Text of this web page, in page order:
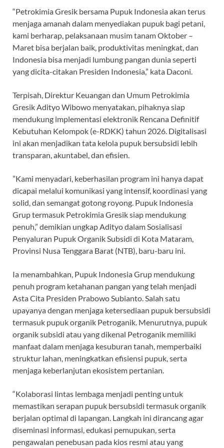
“Petrokimia Gresik bersama Pupuk Indonesia akan terus
menjaga amanah dalam menyediakan pupuk bagi petani,
kami berharap, pelaksanaan musim tanam Oktober –
Maret bisa berjalan baik, produktivitas meningkat, dan
Indonesia bisa menjadi lumbung pangan dunia seperti
yang dicita-citakan Presiden Indonesia,” kata Daconi.
Terpisah, Direktur Keuangan dan Umum Petrokimia
Gresik Adityo Wibowo menyatakan, pihaknya siap
mendukung implementasi elektronik Rencana Definitif
Kebutuhan Kelompok (e-RDKK) tahun 2026. Digitalisasi
ini akan menjadikan tata kelola pupuk bersubsidi lebih
transparan, akuntabel, dan efisien.
”Kami menyadari, keberhasilan program ini hanya dapat
dicapai melalui komunikasi yang intensif, koordinasi yang
solid, dan semangat gotong royong. Pupuk Indonesia
Grup termasuk Petrokimia Gresik siap mendukung
penuh,” demikian ungkap Adityo dalam Sosialisasi
Penyaluran Pupuk Organik Subsidi di Kota Mataram,
Provinsi Nusa Tenggara Barat (NTB), baru-baru ini.
Ia menambahkan, Pupuk Indonesia Grup mendukung
penuh program ketahanan pangan yang telah menjadi
Asta Cita Presiden Prabowo Subianto. Salah satu
upayanya dengan menjaga ketersediaan pupuk bersubsidi
termasuk pupuk organik Petroganik. Menurutnya, pupuk
organik subsidi atau yang dikenal Petroganik memiliki
manfaat dalam menjaga kesuburan tanah, memperbaiki
struktur lahan, meningkatkan efisiensi pupuk, serta
menjaga keberlanjutan ekosistem pertanian.
“Kolaborasi lintas lembaga menjadi penting untuk
memastikan serapan pupuk bersubsidi termasuk organik
berjalan optimal di lapangan. Langkah ini dirancang agar
diseminasi informasi, edukasi pemupukan, serta
pengawalan penebusan pada kios resmi atau yang